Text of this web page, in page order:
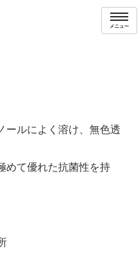
メニュー
ールによく溶け、無色透
めて優れた抗菌性を持